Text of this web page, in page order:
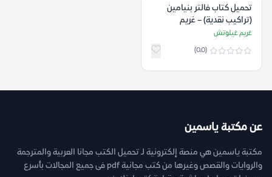
تحميل كتاب فالتر بنيامين
(تراكيب نقدية) – غريم
غيلوتش
غريم غيلوتش
(0.0)
عن مكتبة ياسمين
مكتبة ياسمين هي منصة إلكترونية لـ تحميل الكتب مجانا العربية والمترجمة
والروايات والقصص وغيرها من كتب مجانية pdf فى جميع المجالات بأسرع